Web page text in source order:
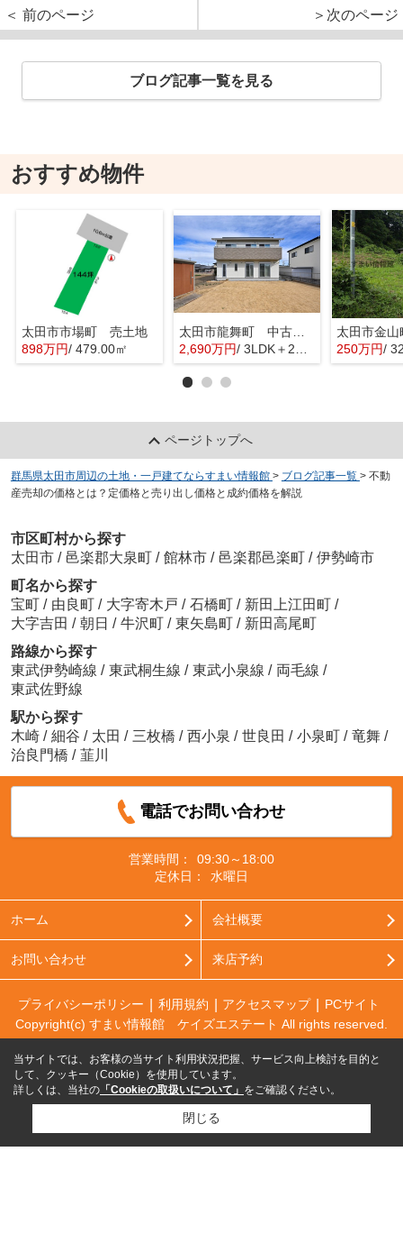
＜ 前のページ
＞次のページ
ブログ記事一覧を見る
おすすめ物件
太田市市場町 売土地
898万円/ 479.00㎡
太田市龍舞町 中古戸建
2,690万円/ 3LDK＋2S(納戸)
太田市金
250万円/
ページトップへ
群馬県太田市周辺の土地・一戸建てならすまい情報館 > ブログ記事一覧 > 不動
産売却の価格とは？定価格と売り出し価格と成約価格を解説
市区町村から探す
太田市 / 邑楽郡大泉町 / 館林市 / 邑楽郡邑楽町 / 伊勢崎市
町名から探す
宝町 / 由良町 / 大字寄木戸 / 石橋町 / 新田上江田町 /
大字吉田 / 朝日 / 牛沢町 / 東矢島町 / 新田高尾町
路線から探す
東武伊勢崎線 / 東武桐生線 / 東武小泉線 / 両毛線 /
東武佐野線
駅から探す
木崎 / 細谷 / 太田 / 三枚橋 / 西小泉 / 世良田 / 小泉町 / 竜舞 /
治良門橋 / 韮川
電話でお問い合わせ
営業時間：
09:30～18:00
定休日：
水曜日
ホーム 会社概要
お問い合わせ 来店予約
プライバシーポリシー 利用規約 アクセスマップ
PCサイト
Copyright(c) すまい情報館 ケイズエステート All rights reserved.
当サイトでは、お客様の当サイト利用状況把握、サービス向上検討を目的と
して、クッキー（Cookie）を使用しています。
詳しくは、当社の 「Cookieの取扱いについて」 をご確認ください。
閉じる